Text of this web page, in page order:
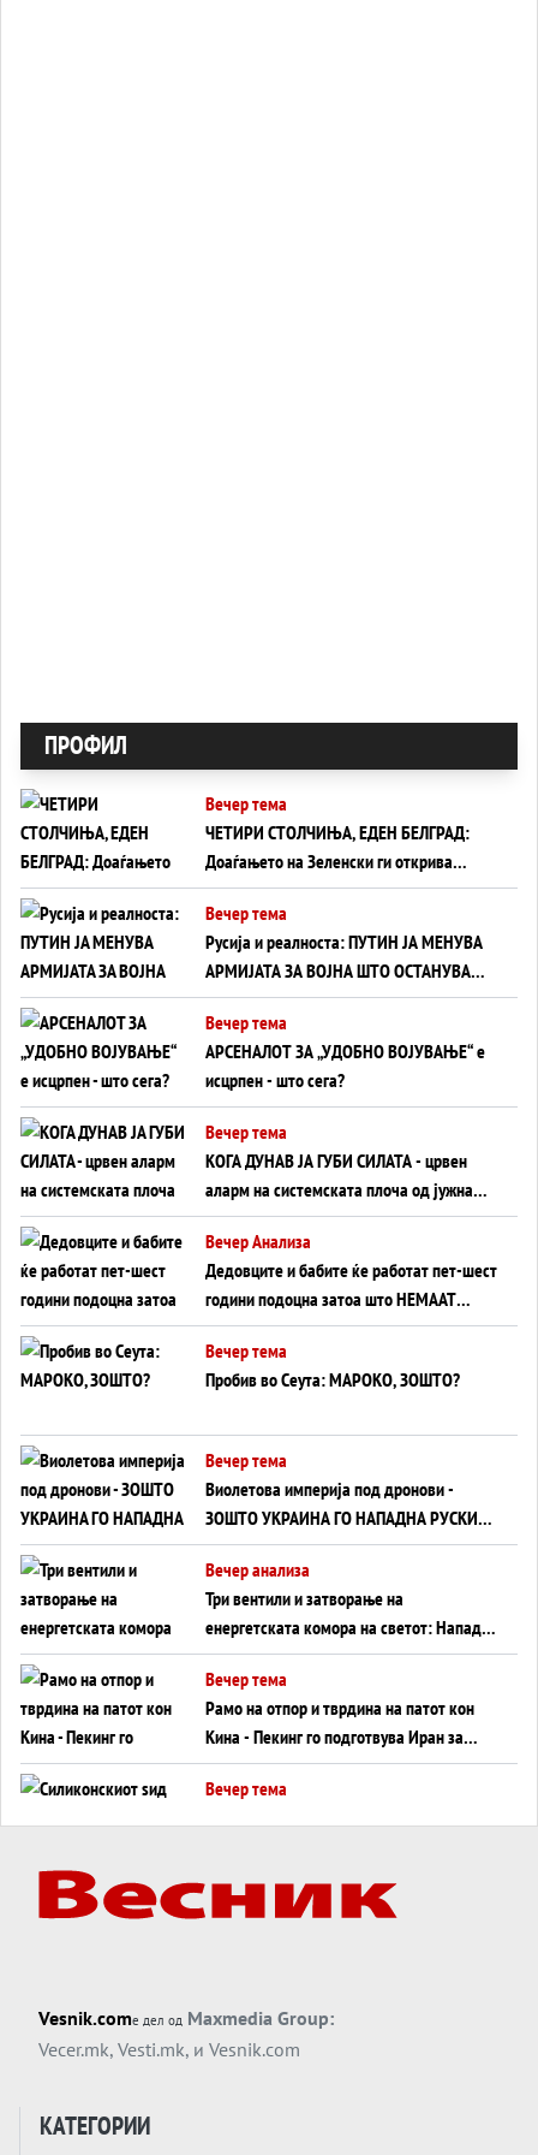
ПРОФИЛ
Вечер тема
ЧЕТИРИ СТОЛЧИЊА, ЕДЕН БЕЛГРАД:
Доаѓањето на Зеленски ги открива
тајните на политиката на балансирање
на Вучиќ
Вечер тема
Русија и реалноста: ПУТИН ЈА МЕНУВА
АРМИЈАТА ЗА ВОЈНА ШТО ОСТАНУВА
БЕЗ ФРОНТ
Вечер тема
АРСЕНАЛОТ ЗА „УДОБНО ВОЈУВАЊЕ“ е
исцрпен - што сега?
Вечер тема
КОГА ДУНАВ ЈА ГУБИ СИЛАТА - црвен
аларм на системската плоча од јужна
Германија до Црното Море...
Вечер Анализа
Дедовците и бабите ќе работат пет-шест
години подоцна затоа што НЕМААТ
ВНУЦИ ДА ГИ ЗАМЕНАТ
Вечер тема
Пробив во Сеута: МАРОКО, ЗОШТО?
Вечер тема
Виолетова империја под дронови -
ЗОШТО УКРАИНА ГО НАПАДНА РУСКИОТ
WILDBERRIES
Вечер анализа
Три вентили и затворање на
енергетската комора на светот: Нападот
во Суец најавува глобален енергетски
инфаркт?
Вечер тема
Рамо на отпор и тврдина на патот кон
Кина - Пекинг го подготвува Иран за
американска копнена инвазија
Вечер тема
Вечер тема
Трамп тврди дека повторно „разговара“
Вечер тема
ДЛАБОКО УДОЛУ: Сметководствените
трикови што го соборија ЕНРОН ги
Vesnik.comе дел од Maxmedia Group:
Vecer.mk, Vesti.mk, и Vesnik.com
КАТЕГОРИИ